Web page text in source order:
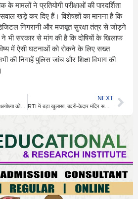
मामलों ने प्रतियोगी परीक्षाओं की पारदर्शिता
खड़े कर दिए हैं। विशेषज्ञों का मानना है कि
डिजिटल निगरानी और मजबूत सुरक्षा तंत्र से जोड़ने
भी सरकार से मांग की है कि दोषियों के खिलाफ
में ऐसी घटनाओं को रोकने के लिए सख्त
की निगाहें पुलिस जांच और शिक्षा विभाग की
अखिलेश यादव का बड़ा संकल्प, अयोध्या को बनाएंगे धार्मिक नगरी
NEXT
RTI में बड़ा खुलासा, बदरी-केदार मंदिर समिति पर भ्रष्टाचार के आरोप